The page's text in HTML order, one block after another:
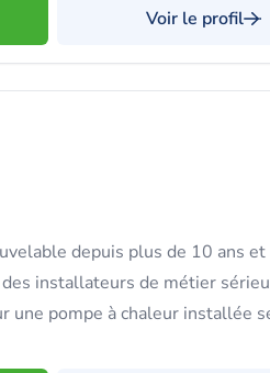
Voir le profil
depuis plus de 10 ans et
installateurs de métier
une pompe à chaleur installée